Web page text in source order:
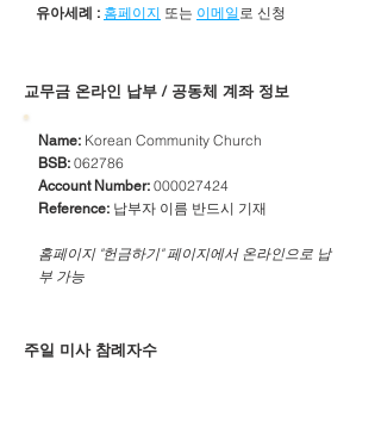
유아세례 : 홈페이지 또는 이메일 로 신청
​교무금 온라인 납부 / 공동체 계좌 정보
Name: Korean Community Church
BSB: 062786
Account Number: 000027424
Reference: 납부자 이름 반드시 기재
​홈페이지 "헌금하기" 페이지에서 온라인으로 납
부 가능
주일 미사 참례자수